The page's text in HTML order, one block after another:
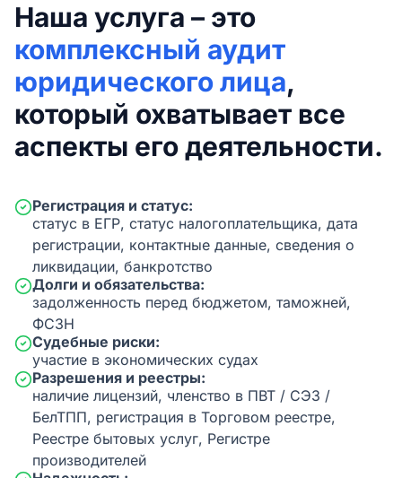
Наша услуга – это
комплексный аудит
юридического лица,
который охватывает все
аспекты его деятельности.
Регистрация и статус:
статус в ЕГР, статус налогоплательщика, дата
регистрации, контактные данные, сведения о
ликвидации, банкротство
Долги и обязательства:
задолженность перед бюджетом, таможней,
ФСЗН
Судебные риски:
участие в экономических судах
Разрешения и реестры:
наличие лицензий, членство в ПВТ / СЭЗ /
БелТПП, регистрация в Торговом реестре,
Реестре бытовых услуг, Регистре
производителей